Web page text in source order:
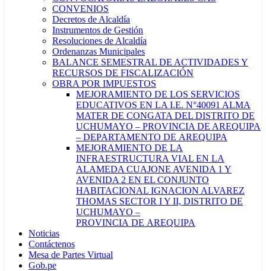
CONVENIOS
Decretos de Alcaldía
Instrumentos de Gestión
Resoluciones de Alcaldía
Ordenanzas Municipales
BALANCE SEMESTRAL DE ACTIVIDADES Y
RECURSOS DE FISCALIZACIÓN
OBRA POR IMPUESTOS
MEJORAMIENTO DE LOS SERVICIOS
EDUCATIVOS EN LA I.E. N°40091 ALMA
MATER DE CONGATA DEL DISTRITO DE
UCHUMAYO – PROVINCIA DE AREQUIPA
– DEPARTAMENTO DE AREQUIPA
MEJORAMIENTO DE LA
INFRAESTRUCTURA VIAL EN LA
ALAMEDA CUAJONE AVENIDA 1 Y
AVENIDA 2 EN EL CONJUNTO
HABITACIONAL IGNACION ALVAREZ
THOMAS SECTOR I Y II, DISTRITO DE
UCHUMAYO –
PROVINCIA DE AREQUIPA
Noticias
Contáctenos
Mesa de Partes Virtual
Gob.pe